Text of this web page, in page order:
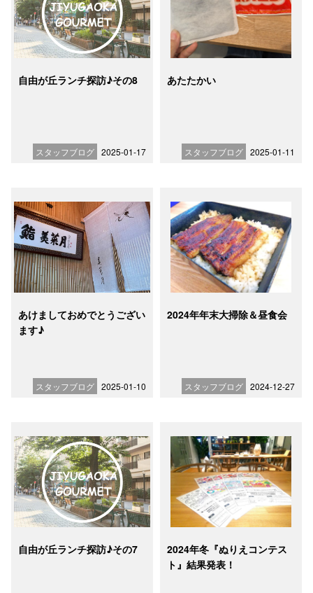
自由が丘ランチ探訪♪その8
スタッフブログ 2025-01-17
あたたかい
スタッフブログ 2025-01-11
あけましておめでとうござい
ます♪
スタッフブログ 2025-01-10
2024年年末大掃除＆昼食会
スタッフブログ 2024-12-27
自由が丘ランチ探訪♪その7
2024年冬『ぬりえコンテス
ト』結果発表！